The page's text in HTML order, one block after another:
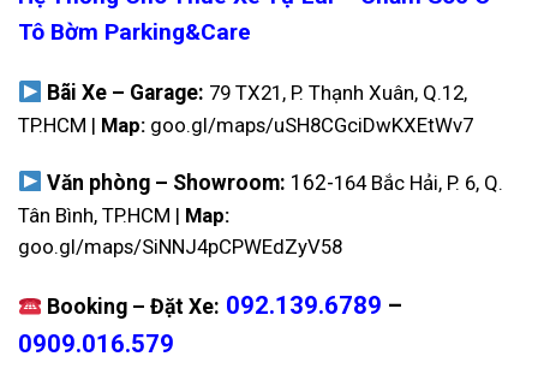
Tô Bờm Parking&Care
Bãi Xe – Garage: 79 TX21, P. Thạnh Xuân, Q.12,
TP.HCM | Map: goo.gl/maps/uSH8CGciDwKXEtWv7
Văn phòng – Showroom: 162-164 Bắc Hải, P. 6, Q.
Tân Bình, TP.HCM | Map:
goo.gl/maps/SiNNJ4pCPWEdZyV58
Booking – Đặt Xe: 092.139.6789 –
0909.016.579